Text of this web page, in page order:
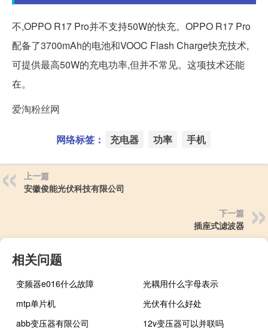
不,OPPO R17 Pro并不支持50W的快充。OPPO R17 Pro
配备了3700mAh的电池和VOOC Flash Charge快充技术,
可提供最高50W的充电功率,但并不常见。这项技术还能
在。
爱淘粉丝网
网络标签： 充电器 功率 手机
上一篇
安徽俊能光伏科技有限公司
下一篇
插座式滤波器
相关问题
变频器e016什么故障
光耦用什么字母表示
mtp单片机
光伏有什么好处
abb变压器有限公司
12v变压器可以并联吗